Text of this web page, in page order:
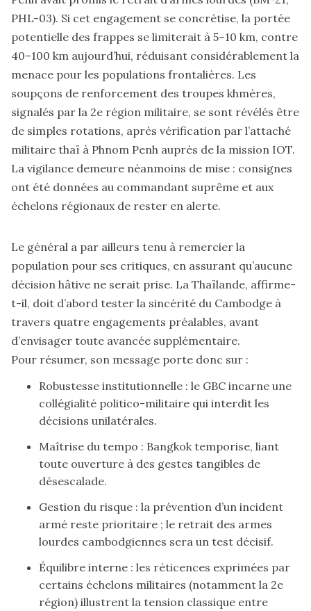
PHL-03). Si cet engagement se concrétise, la portée
potentielle des frappes se limiterait à 5–10 km, contre
40–100 km aujourd’hui, réduisant considérablement la
menace pour les populations frontalières. Les
soupçons de renforcement des troupes khmères,
signalés par la 2e région militaire, se sont révélés être
de simples rotations, après vérification par l’attaché
militaire thaï à Phnom Penh auprès de la mission IOT.
La vigilance demeure néanmoins de mise : consignes
ont été données au commandant suprême et aux
échelons régionaux de rester en alerte.
Le général a par ailleurs tenu à remercier la
population pour ses critiques, en assurant qu’aucune
décision hâtive ne serait prise. La Thaïlande, affirme-
t-il, doit d’abord tester la sincérité du Cambodge à
travers quatre engagements préalables, avant
d’envisager toute avancée supplémentaire.
Pour résumer, son message porte donc sur :
Robustesse institutionnelle : le GBC incarne une
collégialité politico-militaire qui interdit les
décisions unilatérales.
Maîtrise du tempo : Bangkok temporise, liant
toute ouverture à des gestes tangibles de
désescalade.
Gestion du risque : la prévention d’un incident
armé reste prioritaire ; le retrait des armes
lourdes cambodgiennes sera un test décisif.
Équilibre interne : les réticences exprimées par
certains échelons militaires (notamment la 2e
région) illustrent la tension classique entre